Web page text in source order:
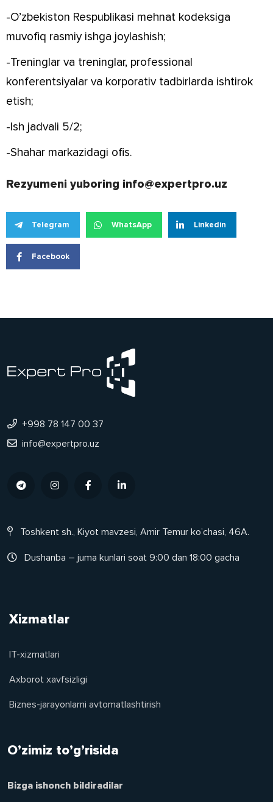
-O’zbekiston Respublikasi mehnat kodeksiga
muvofiq rasmiy ishga joylashish;
-Treninglar va treninglar, professional
konferentsiyalar va korporativ tadbirlarda ishtirok
etish;
-Ish jadvali 5/2;
-Shahar markazidagi ofis.
Rezyumeni yuboring info@expertpro.uz
Telegram WhatsApp Linkedin
Facebook
+998 78 147 00 37
info@expertpro.uz
Toshkent sh., Kiyot mavzesi, Amir Temur ko’chasi, 46A.
Dushanba – juma kunlari soat 9:00 dan 18:00 gacha
Xizmatlar
IT-xizmatlari
Axborot xavfsizligi
Biznes-jarayonlarni avtomatlashtirish
O’zimiz to’g’risida
Bizga ishonch bildiradilar